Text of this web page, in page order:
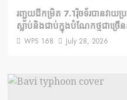
រញ្ជួយដីកម្រិត​ 7.1រ៉ិចទ័របានវាយ
ស្លាប់​និង​ជាប់ក្នុងបំណែកថ្មជាច្រើ
WPS 168 July 28, 2026